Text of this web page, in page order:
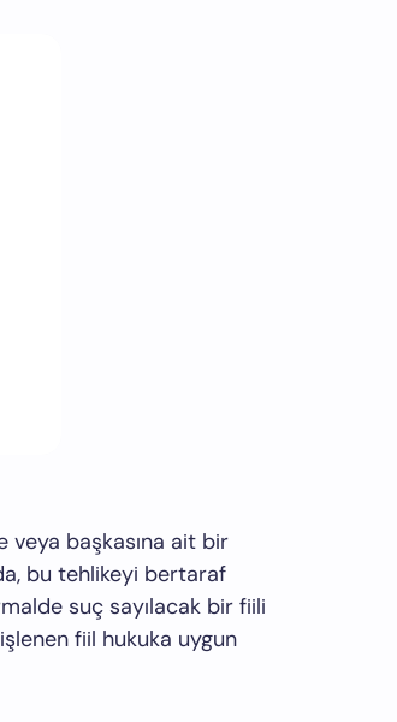
veya başkasına ait bir
bu tehlikeyi bertaraf
suç sayılacak bir fiili
fiil hukuka uygun